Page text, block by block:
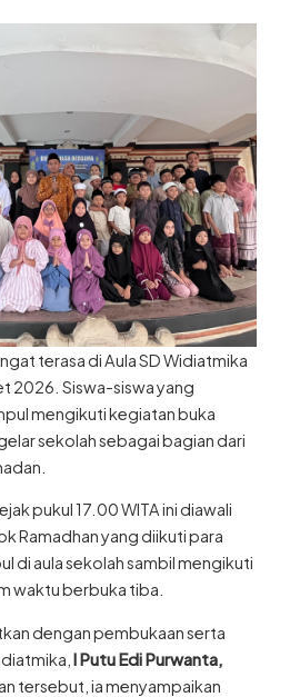
terasa di Aula SD Widiatmika
2026. Siswa-siswa yang
mengikuti kegiatan buka
sekolah sebagai bagian dari
pukul 17.00 WITA ini diawali
Ramadhan yang diikuti para
di aula sekolah sambil mengikuti
waktu berbuka tiba.
dengan pembukaan serta
I Putu Edi Purwanta,
tersebut, ia menyampaikan